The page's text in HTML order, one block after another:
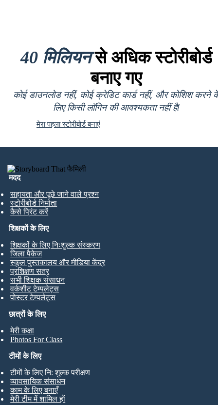
40 मिलियनसे अधिक स्टोरीबोर्ड
बनाए गए
कोई डाउनलोड नहीं, कोई क्रेडिट कार्ड नहीं, और कोशिश करने
लिए किसी लॉगिन की आवश्यकता नहीं है!
मेरा पहला स्टोरीबोर्ड बनाएं
मदद
सहायता और पूछे जाने वाले प्रश्न
स्टोरीबोर्ड निर्माता
कैसे प्रिंट करें
छात्रों के लिए
मेरी कक्षा
Photos For Class
शिक्षकों के लिए
शिक्षकों के लिए निःशुल्क संस्करण
जिला पैकेज
स्कूल पुस्तकालय और मीडिया केंद्र
प्रशिक्षण सत्र
सभी शिक्षक संसाधन
वर्कशीट टेम्पलेट्स
पोस्टर टेम्पलेट्स
टीमों के लिए
टीमों के लिए नि: शुल्क परीक्षण
व्यावसायिक संसाधन
काम के लिए बनाएँ
मेरी टीम में शामिल हों